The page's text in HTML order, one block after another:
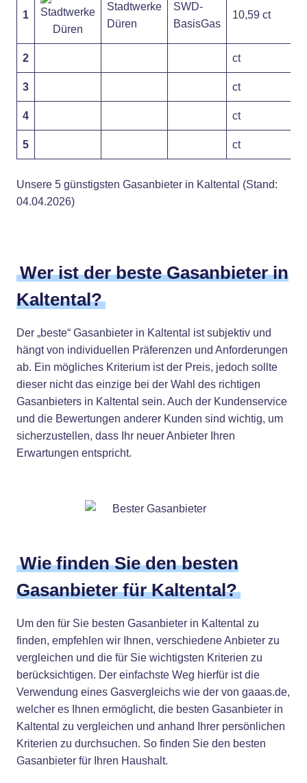
1
Stadtwerke
Düren
SWD-
BasisGas
10,59 ct
2 ct
3 ct
4 ct
5 ct
Unsere 5 günstigsten Gasanbieter in Kaltental (Stand:
04.04.2026)
Wer ist der beste Gasanbieter in
Kaltental?
Der „beste“ Gasanbieter in Kaltental ist subjektiv und
hängt von individuellen Präferenzen und Anforderungen
ab. Ein mögliches Kriterium ist der Preis, jedoch sollte
dieser nicht das einzige bei der Wahl des richtigen
Gasanbieters in Kaltental sein. Auch der Kundenservice
und die Bewertungen anderer Kunden sind wichtig, um
sicherzustellen, dass Ihr neuer Anbieter Ihren
Erwartungen entspricht.
Wie finden Sie den besten
Gasanbieter für Kaltental?
Um den für Sie besten Gasanbieter in Kaltental zu
finden, empfehlen wir Ihnen, verschiedene Anbieter zu
vergleichen und die für Sie wichtigsten Kriterien zu
berücksichtigen. Der einfachste Weg hierfür ist die
Verwendung eines Gasvergleichs wie der von gaaas.de,
welcher es Ihnen ermöglicht, die besten Gasanbieter in
Kaltental zu vergleichen und anhand Ihrer persönlichen
Kriterien zu durchsuchen. So finden Sie den besten
Gasanbieter für Ihren Haushalt.